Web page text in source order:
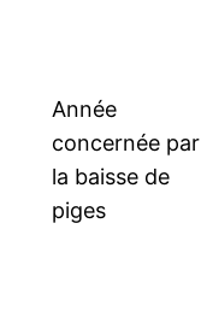
Année
concernée par
la baisse de
piges